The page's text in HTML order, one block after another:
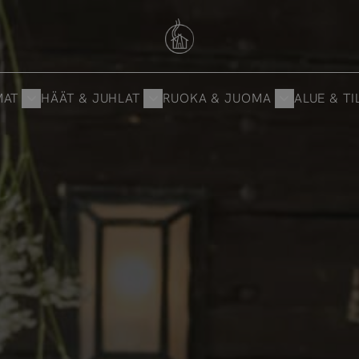
HÄÄT & JUHLAT RUOKA & JUOMA ALUE &